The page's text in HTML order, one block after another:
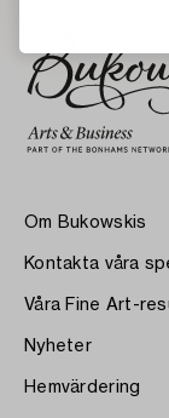
Om Bukowskis
Kontakta våra
Våra Fine Art-
Nyheter
Hemvärdering